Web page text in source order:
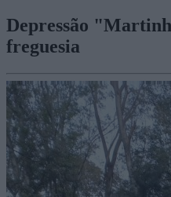
Depressão
freguesia